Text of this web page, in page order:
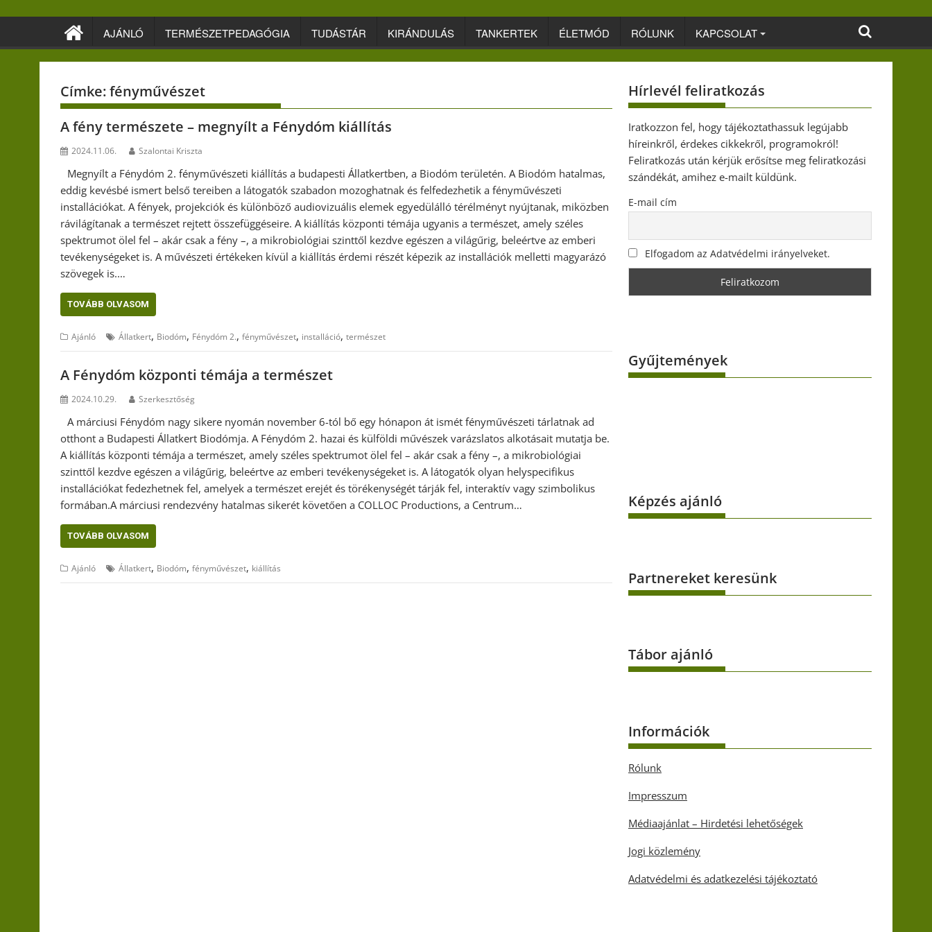
AJÁNLÓ TERMÉSZETPEDAGÓGIA TUDÁSTÁR KIRÁNDULÁS TANKERTEK ÉLETMÓD RÓLUNK KAPCSOLAT
Címke:fényművészet
A fény természete – megnyílt a Fénydóm kiállítás
2024.11.06. Szalontai Kriszta
Megnyílt a Fénydóm 2. fényművészeti kiállítás a budapesti Állatkertben, a Biodóm területén. A Biodóm hatalmas,
eddig kevésbé ismert belső tereiben a látogatók szabadon mozoghatnak és felfedezhetik a fényművészeti
installációkat. A fények, projekciók és különböző audiovizuális elemek egyedülálló térélményt nyújtanak, miközben
rávilágítanak a természet rejtett összefüggéseire. A kiállítás központi témája ugyanis a természet, amely széles
spektrumot ölel fel – akár csak a fény –, a mikrobiológiai szinttől kezdve egészen a világűrig, beleértve az emberi
tevékenységeket is. A művészeti értékeken kívül a kiállítás érdemi részét képezik az installációk melletti magyarázó
szövegek is.…
TOVÁBB OLVASOM
Ajánló Állatkert, Biodóm, Fénydóm 2., fényművészet, installáció, természet
A Fénydóm központi témája a természet
2024.10.29. Szerkesztőség
A márciusi Fénydóm nagy sikere nyomán november 6-tól bő egy hónapon át ismét fényművészeti tárlatnak ad
otthont a Budapesti Állatkert Biodómja. A Fénydóm 2. hazai és külföldi művészek varázslatos alkotásait mutatja be.
A kiállítás központi témája a természet, amely széles spektrumot ölel fel – akár csak a fény –, a mikrobiológiai
szinttől kezdve egészen a világűrig, beleértve az emberi tevékenységeket is. A látogatók olyan helyspecifikus
installációkat fedezhetnek fel, amelyek a természet erejét és törékenységét tárják fel, interaktív vagy szimbolikus
formában.A márciusi rendezvény hatalmas sikerét követően a COLLOC Productions, a Centrum…
TOVÁBB OLVASOM
Ajánló Állatkert, Biodóm, fényművészet, kiállítás
Hírlevél feliratkozás
Iratkozzon fel, hogy tájékoztathassuk legújabb
híreinkről, érdekes cikkekről, programokról!
Feliratkozás után kérjük erősítse meg feliratkozási
szándékát, amihez e-mailt küldünk.
E-mail cím
Elfogadom az Adatvédelmi irányelveket.
Gyűjtemények
Képzés ajánló
Partnereket keresünk
Tábor ajánló
Információk
Rólunk
Impresszum
Médiaajánlat – Hirdetési lehetőségek
Jogi közlemény
Adatvédelmi és adatkezelési tájékoztató